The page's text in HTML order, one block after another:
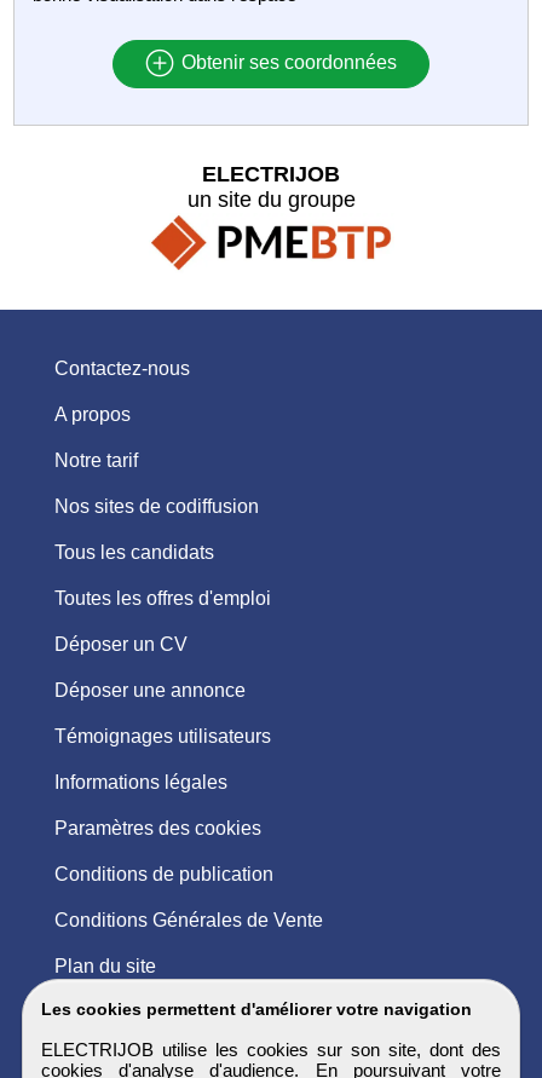
Obtenir ses coordonnées
Les cookies permettent d'améliorer votre navigation
ELECTRIJOB utilise les cookies sur son site, dont des
cookies d'analyse d'audience. En poursuivant votre
ELECTRIJOB
un site du groupe
Contactez-nous
A propos
Notre tarif
Nos sites de codiffusion
Tous les candidats
Toutes les offres d'emploi
Déposer un CV
Déposer une annonce
Témoignages utilisateurs
Informations légales
Paramètres des cookies
Conditions de publication
Conditions Générales de Vente
Plan du site